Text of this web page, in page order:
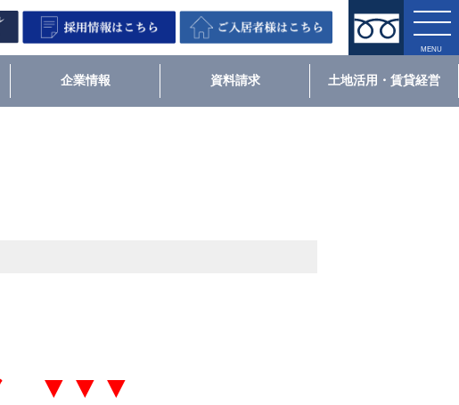
企業情報 資料請求 土地活用・賃貸経営
ク ▼▼▼